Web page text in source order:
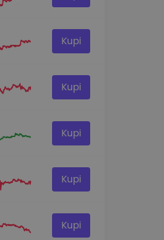
Kupi
Kupi
Kupi
Kupi
Kupi